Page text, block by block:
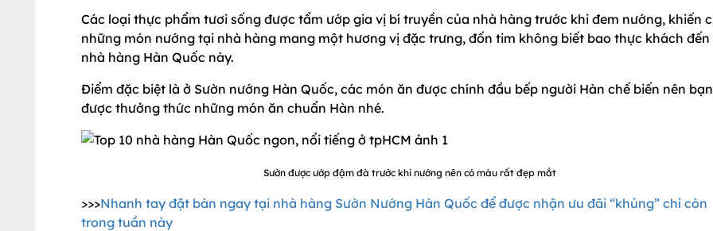
Các loại thực phẩm tươi sống được tẩm ướp gia vị bí truyền của nhà hàng trước khi đem nướng, khiến
những món nướng tại nhà hàng mang một hương vị đặc trưng, đốn tim không biết bao thực khách đến
nhà hàng Hàn Quốc này.
Điểm đặc biệt là ở Sườn nướng Hàn Quốc, các món ăn được chính đầu bếp người Hàn chế biến nên bạn
được thưởng thức những món ăn chuẩn Hàn nhé.
Sườn được ướp đậm đà trước khi nướng nên có màu rất đẹp mắt
>>>Nhanh tay đặt bàn ngay tại nhà hàng Sườn Nướng Hàn Quốc để được nhận ưu đãi “khủng” chỉ còn
trong tuần này